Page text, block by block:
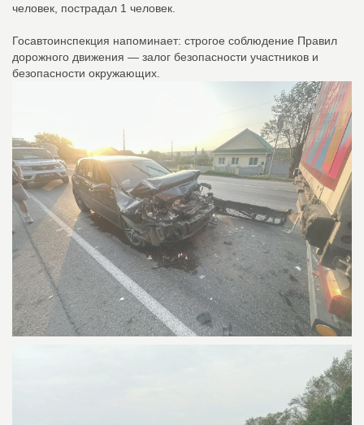
человек, пострадал 1 человек.
Госавтоинспекция напоминает: строгое соблюдение Правил
дорожного движения — залог безопасности участников и
безопасности окружающих.